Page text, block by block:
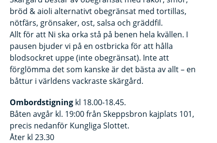
bröd & aioli alternativt obegränsat med tortillas,
nötfärs, grönsaker, ost, salsa och gräddfil.
Allt för att Ni ska orka stå på benen hela kvällen. I
pausen bjuder vi på en ostbricka för att hålla
blodsockret uppe (inte obegränsat). Inte att
förglömma det som kanske är det bästa av allt – en
båttur i världens vackraste skärgård.
Ombordstigning kl 18.00-18.45.
Båten avgår kl. 19:00 från Skeppsbron kajplats 101,
precis nedanför Kungliga Slottet.
Åter kl 23.30